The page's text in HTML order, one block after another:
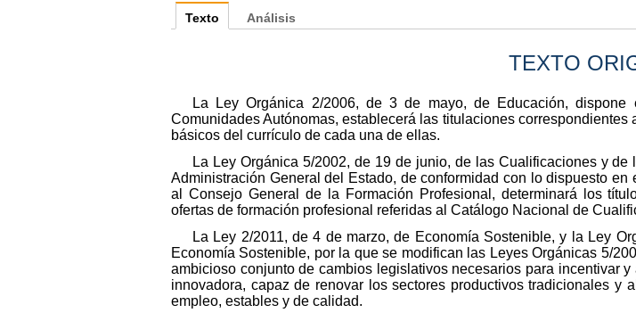
Texto
TEXTO
La Ley Orgánica 2/2006, de 3 de mayo, de Educación,
Comunidades Autónomas, establecerá las titulaciones
básicos del currículo de cada una de ellas.
La Ley Orgánica 5/2002, de 19 de junio, de las Cualificaciones y
Administración General del Estado, de conformidad con lo dispuesto
al Consejo General de la Formación Profesional, determinará los
ofertas de formación profesional referidas al Catálogo Nacional de
La Ley 2/2011, de 4 de marzo, de Economía Sostenible, y la Ley
Economía Sostenible, por la que se modifican las Leyes Orgánicas 5/
ambicioso conjunto de cambios legislativos necesarios para incentivar
innovadora, capaz de renovar los sectores productivos tradicionales y
empleo, estables y de calidad.
Análisis